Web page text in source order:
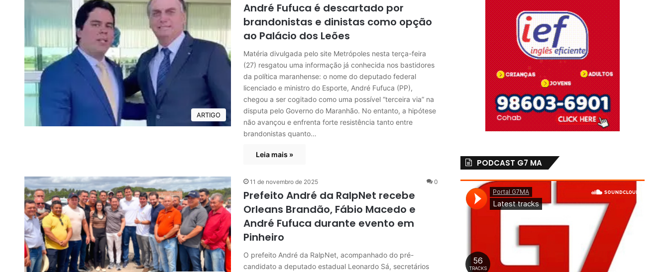
ARTIGO
André Fufuca é descartado por
brandonistas e dinistas como opção
ao Palácio dos Leões
Matéria divulgada pelo site Metrópoles nesta terça-feira
(27) resgatou uma informação já conhecida nos bastidores
da política maranhense: o nome do deputado federal
licenciado e ministro do Esporte, André Fufuca (PP),
chegou a ser cogitado como uma possível “terceira via” na
disputa pelo Governo do Maranhão. No entanto, a hipótese
não avançou e enfrenta forte resistência tanto entre
brandonistas quanto…
Leia mais »
11 de novembro de 2025 0
Prefeito André da RalpNet recebe
Orleans Brandão, Fábio Macedo e
André Fufuca durante evento em
Pinheiro
O prefeito André da RalpNet, acompanhado do pré-
candidato a deputado estadual Leonardo Sá, secretários
PODCAST G7 MA